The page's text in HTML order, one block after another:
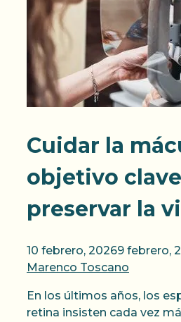
Cuidar la
objetivo
preservar la
10 febrero, 20269 febrero,
Marenco Toscano
En los últimos años, los
retina insisten cada vez